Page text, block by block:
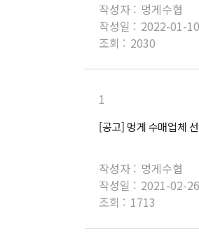
작성자 : 멍게수협
작성일 : 2022-01-10
조회 : 2030
1
[공고] 멍게 수매업체
작성자 : 멍게수협
작성일 : 2021-02-26
조회 : 1713